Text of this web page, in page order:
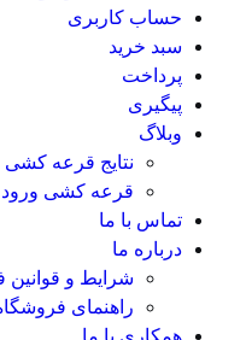
حساب کاربری
سبد خرید
پرداخت
پیگیری
وبلاگ
نتایج قرعه کشی
قرعه کشی ورود
تماس با ما
درباره ما
شرایط و قوانین
راهنمای فروشگاه
همکاری با ما